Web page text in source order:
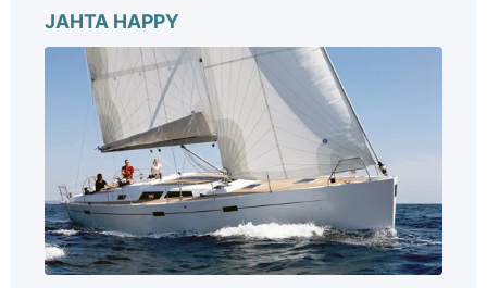
JAHTA HAPPY